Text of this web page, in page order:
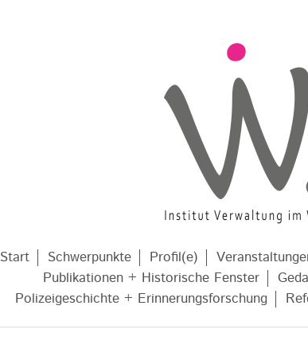
Start Schwerpunkte Profil(e)
Publikationen + Historische Fenster
Polizeigeschichte + Erinnerungsforschung